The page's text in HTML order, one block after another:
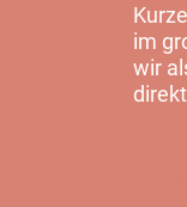
im
wir